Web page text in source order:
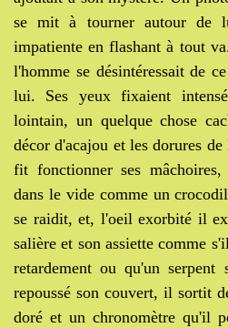
se mit à tourner autour de
impatiente en flashant à tout
l'homme se désintéressait de
lui. Ses yeux fixaient
lointain, un quelque chose
décor d'acajou et les dorures
fit fonctionner ses
dans le vide comme un
se raidit, et, l'oeil exorbité il
salière et son assiette comme
retardement ou qu'un
repoussé son couvert, il sortit
doré et un chronomètre qu'il